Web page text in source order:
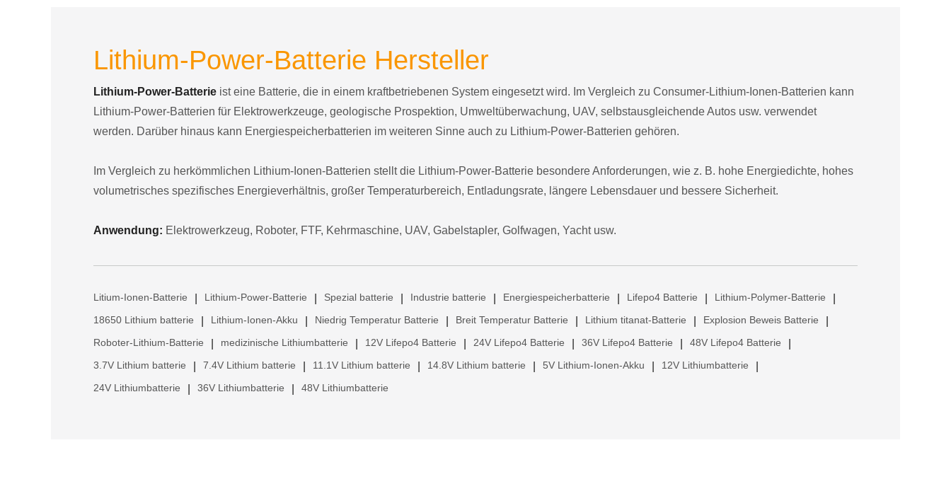
Lithium-Power-Batterie Hersteller
Lithium-Power-Batterie ist eine Batterie, die in einem kraftbetriebenen System eingesetzt wird. Im Vergleich zu Consumer-Lithium-Ionen-Batterien kann
Lithium-Power-Batterien für Elektrowerkzeuge, geologische Prospektion, Umweltüberwachung, UAV, selbstausgleichende Autos usw. verwendet
werden. Darüber hinaus kann Energiespeicherbatterien im weiteren Sinne auch zu Lithium-Power-Batterien gehören.
Im Vergleich zu herkömmlichen Lithium-Ionen-Batterien stellt die Lithium-Power-Batterie besondere Anforderungen, wie z. B. hohe Energiedichte, hohes
volumetrisches spezifisches Energieverhältnis, großer Temperaturbereich, Entladungsrate, längere Lebensdauer und bessere Sicherheit.
Anwendung: Elektrowerkzeug, Roboter, FTF, Kehrmaschine, UAV, Gabelstapler, Golfwagen, Yacht usw.
Litium-Ionen-Batterie Lithium-Power-Batterie Spezial batterie Industrie batterie Energiespeicherbatterie Lifepo4 Batterie Lithium-Polymer-Batterie
18650 Lithium batterie Lithium-Ionen-Akku Niedrig Temperatur Batterie Breit Temperatur Batterie Lithium titanat-Batterie Explosion Beweis Batterie
Roboter-Lithium-Batterie medizinische Lithiumbatterie 12V Lifepo4 Batterie 24V Lifepo4 Batterie 36V Lifepo4 Batterie 48V Lifepo4 Batterie
3.7V Lithium batterie 7.4V Lithium batterie 11.1V Lithium batterie 14.8V Lithium batterie 5V Lithium-Ionen-Akku 12V Lithiumbatterie
24V Lithiumbatterie 36V Lithiumbatterie 48V Lithiumbatterie